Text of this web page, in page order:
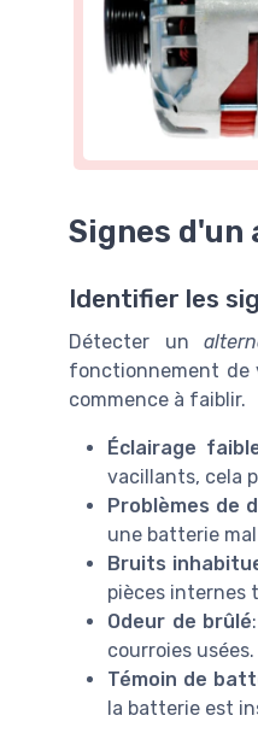
Signes
Identifier les
Détecter un
fonctionnement de
commence à faiblir.
Éclairage
vacillants, cela
Problèmes de
une batterie
Bruits
pièces internes
Odeur de brûlé
courroies usées.
Témoin de
la batterie est